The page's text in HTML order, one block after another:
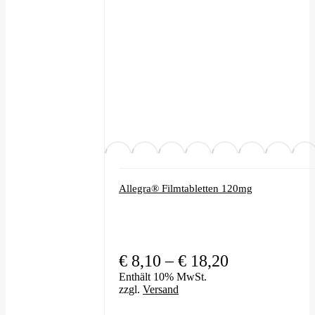
Allegra® Filmtabletten 120mg
€ 8,10 –€ 18,20
Enthält 10% MwSt.
zzgl. Versand